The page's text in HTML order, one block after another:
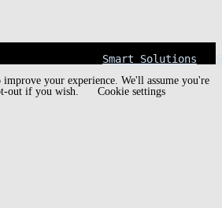
Smart Solutions
improve your experience. We'll assume you're
out if you wish.
Cookie settings